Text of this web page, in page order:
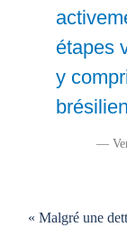
étapes
y
—
« Malgré une